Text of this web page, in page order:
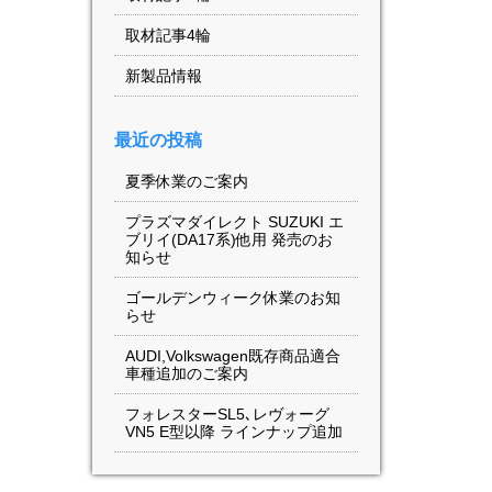
取材記事4輪
新製品情報
最近の投稿
夏季休業のご案内
プラズマダイレクト SUZUKI エ
ブリイ(DA17系)他用 発売のお
知らせ
ゴールデンウィーク休業のお知
らせ
AUDI,Volkswagen既存商品適合
車種追加のご案内
フォレスターSL5､レヴォーグ
VN5 E型以降 ラインナップ追加